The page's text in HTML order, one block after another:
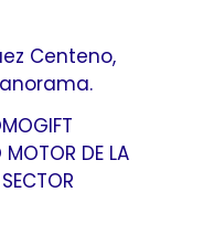
Centeno,
DE LA